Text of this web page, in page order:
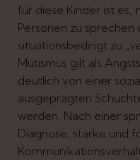
für diese Kinder ist es,
Personen zu sprechen
situationsbedingt zu
Mutismus gilt als
deutlich von einer
ausgeprägten
werden. Nach einer
Diagnose, stärke und